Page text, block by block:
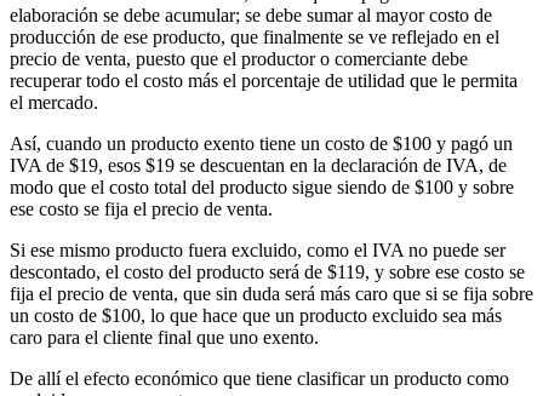
elaboración se debe acumular; se debe sumar al mayor costo de
producción de ese producto, que finalmente se ve reflejado en el
precio de venta, puesto que el productor o comerciante debe
recuperar todo el costo más el porcentaje de utilidad que le permita
el mercado.
Así, cuando un producto exento tiene un costo de $100 y pagó un
IVA de $19, esos $19 se descuentan en la declaración de IVA, de
modo que el costo total del producto sigue siendo de $100 y sobre
ese costo se fija el precio de venta.
Si ese mismo producto fuera excluido, como el IVA no puede ser
descontado, el costo del producto será de $119, y sobre ese costo se
fija el precio de venta, que sin duda será más caro que si se fija sobre
un costo de $100, lo que hace que un producto excluido sea más
caro para el cliente final que uno exento.
De allí el efecto económico que tiene clasificar un producto como